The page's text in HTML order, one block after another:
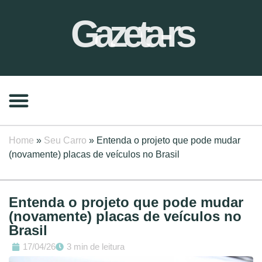
Gazeta-rs
Home » Seu Carro » Entenda o projeto que pode mudar
(novamente) placas de veículos no Brasil
Entenda o projeto que pode mudar
(novamente) placas de veículos no
Brasil
17/04/26 3 min de leitura